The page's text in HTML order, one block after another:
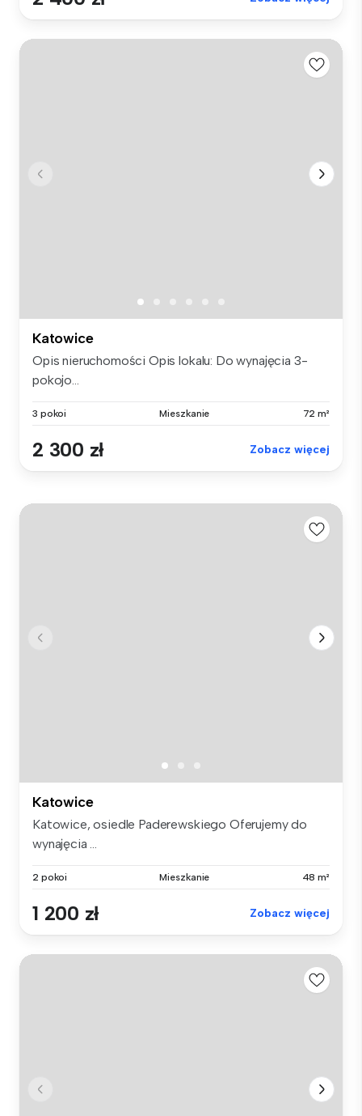
Katowice
Opis nieruchomości Opis lokalu: Do wynajęcia 3-
pokojo...
3 pokoi Mieszkanie 72 m²
2 300 zł Zobacz więcej
Katowice
Katowice, osiedle Paderewskiego Oferujemy do
wynajęcia ...
2 pokoi Mieszkanie 48 m²
1 200 zł Zobacz więcej